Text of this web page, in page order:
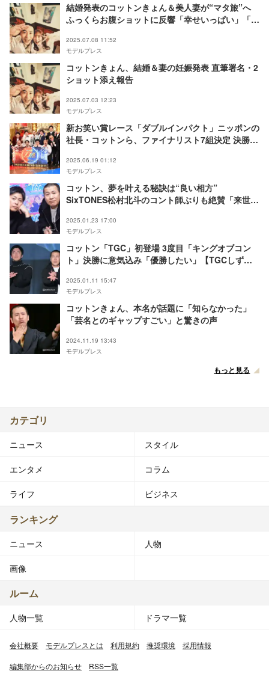
結婚発表のコットンきょん＆美人妻が“マタ旅”へ
ふっくらお腹ショットに反響「幸せいっぱい」「素
2025.07.08 11:52
モデルプレス
コットンきょん、結婚＆妻の妊娠発表 直筆署名・2
ショット添え報告
2025.07.03 12:23
モデルプレス
新お笑い賞レース「ダブルインパクト」ニッポンの
社長・コットンら、ファイナリスト7組決定 決勝へ
2025.06.19 01:12
モデルプレス
コットン、夢を叶える秘訣は“良い相方”
SixTONES松村北斗のコント師ぶりも絶賛「来世は
2025.01.23 17:00
モデルプレス
コットン「TGC」初登場 3度目「キングオブコン
ト」決勝に意気込み「優勝したい」【TGCしずお
2025.01.11 15:47
モデルプレス
コットンきょん、本名が話題に「知らなかった」
「芸名とのギャップすごい」と驚きの声
2024.11.19 13:43
モデルプレス
もっと見る
カテゴリ
ニュース スタイル
エンタメ コラム
ライフ ビジネス
ランキング
ニュース 人物
画像
ルーム
人物一覧 ドラマ一覧
会社概要 モデルプレスとは 利用規約 推奨環境 採用情報
編集部からのお知らせ RSS一覧